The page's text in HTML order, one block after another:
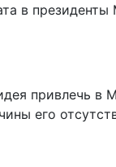
в
привлечь
его